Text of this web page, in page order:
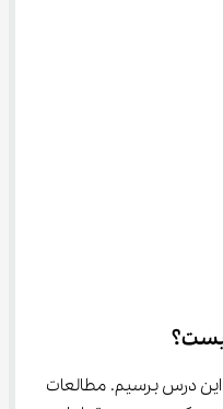
درس برسیم. مطالعات